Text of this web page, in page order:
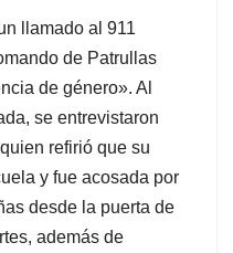
llamado al 911
de Patrullas
de género». Al
se entrevistaron
refirió que su
y fue acosada por
desde la puerta de
además de